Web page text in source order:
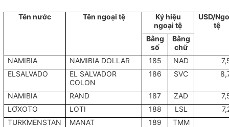
Tên nước Tên ngoại tệ
Ký hiệu
ngoại tệ
USD/
tệ
Bằng
số
Bằng
chữ
NAMIBIA
NAMIBIA DOLLAR 185 NAD
ELSALVADO
EL SALVADOR
COLON
186 SVC
NAMIBIA RAND 187 ZAD
LƠXOTO
LOTI 188 LSL
TURKMENSTAN
MANAT 189 TMM